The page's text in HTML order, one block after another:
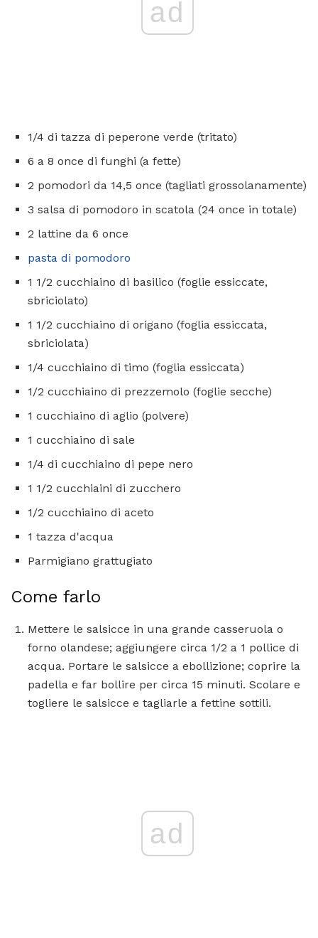
ad
1/4 di tazza di peperone verde (tritato)
6 a 8 once di funghi (a fette)
2 pomodori da 14,5 once (tagliati grossolanamente)
3 salsa di pomodoro in scatola (24 once in totale)
2 lattine da 6 once
pasta di pomodoro
1 1/2 cucchiaino di basilico (foglie essiccate,
sbriciolato)
1 1/2 cucchiaino di origano (foglia essiccata,
sbriciolata)
1/4 cucchiaino di timo (foglia essiccata)
1/2 cucchiaino di prezzemolo (foglie secche)
1 cucchiaino di aglio (polvere)
1 cucchiaino di sale
1/4 di cucchiaino di pepe nero
1 1/2 cucchiaini di zucchero
1/2 cucchiaino di aceto
1 tazza d'acqua
Parmigiano grattugiato
Come farlo
Mettere le salsicce in una grande casseruola o
forno olandese; aggiungere circa 1/2 a 1 pollice di
acqua. Portare le salsicce a ebollizione; coprire la
padella e far bollire per circa 15 minuti. Scolare e
togliere le salsicce e tagliarle a fettine sottili.
ad